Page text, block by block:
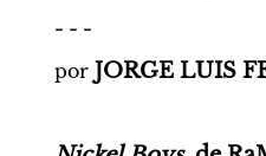
- - -
por JORGE LUIS